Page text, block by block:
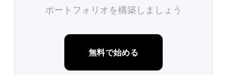
ポートフォリオを構築しましょう
無料で始める